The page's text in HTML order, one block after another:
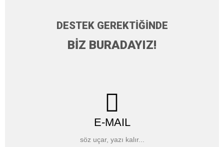
DESTEK GEREKTİĞİNDE
BİZ BURADAYIZ!
E-MAIL
söz uçar, yazı kalır...